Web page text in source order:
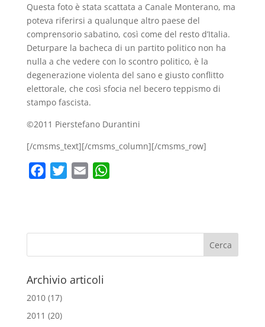
Questa foto è stata scattata a Canale Monterano, ma
poteva riferirsi a qualunque altro paese del
comprensorio sabatino, così come del resto d’Italia.
Deturpare la bacheca di un partito politico non ha
nulla a che vedere con lo scontro politico, è la
degenerazione violenta del sano e giusto conflitto
elettorale, che così sfocia nel becero teppismo di
stampo fascista.
©2011 Pierstefano Durantini
[/cmsms_text][/cmsms_column][/cmsms_row]
b
o
k
t
e
l
s
A
Archivio articoli
2010(17)
2011 (20)